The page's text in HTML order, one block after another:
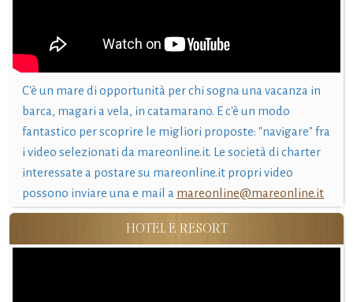
C'è un mare di opportunità per chi sogna una vacanza in
barca, magari a vela, in catamarano. E c'è un modo
fantastico per scoprire le migliori proposte: "navigare" fra
i video selezionati da mareonline.it. Le società di charter
interessate a postare su mareonline.it propri video
possono inviare una e mail a mareonline@mareonline.it
HOTEL E RESORT